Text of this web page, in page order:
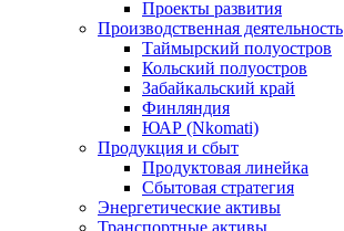
Проекты развития
Производственная деятельность
Таймырский полуостров
Кольский полуостров
Забайкальский край
Финляндия
ЮАР (Nkomati)
Продукция и сбыт
Продуктовая линейка
Сбытовая стратегия
Энергетические активы
Транспортные активы